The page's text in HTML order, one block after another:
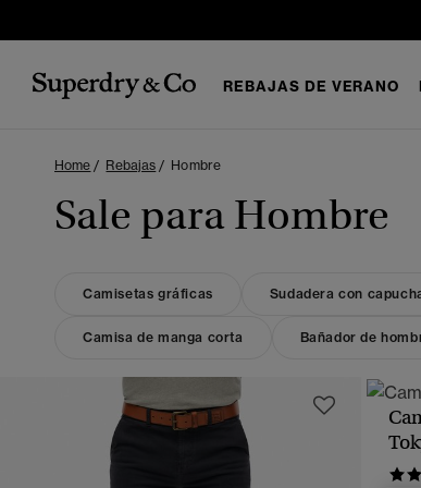
REBAJAS DE VERANO
Home Rebajas Hombre
Sale para Hombre
Camisetas gráficas Sudadera con
Camisa de manga corta Bañador de